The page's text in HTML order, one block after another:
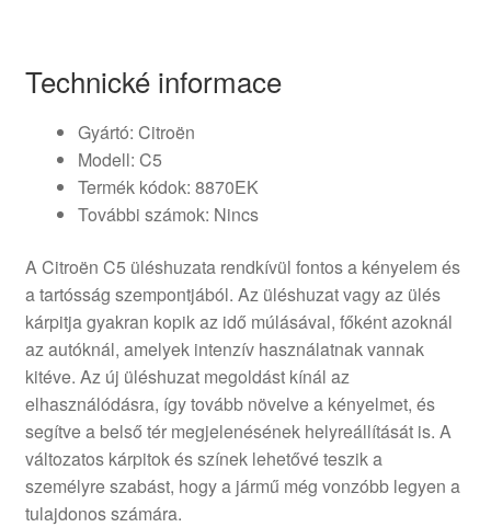
Technické informace
Gyártó: Citroën
Modell: C5
Termék kódok: 8870EK
További számok: Nincs
A Citroën C5 üléshuzata rendkívül fontos a kényelem és
a tartósság szempontjából. Az üléshuzat vagy az ülés
kárpitja gyakran kopik az idő múlásával, főként azoknál
az autóknál, amelyek intenzív használatnak vannak
kitéve. Az új üléshuzat megoldást kínál az
elhasználódásra, így tovább növelve a kényelmet, és
segítve a belső tér megjelenésének helyreállítását is. A
változatos kárpitok és színek lehetővé teszik a
személyre szabást, hogy a jármű még vonzóbb legyen a
tulajdonos számára.